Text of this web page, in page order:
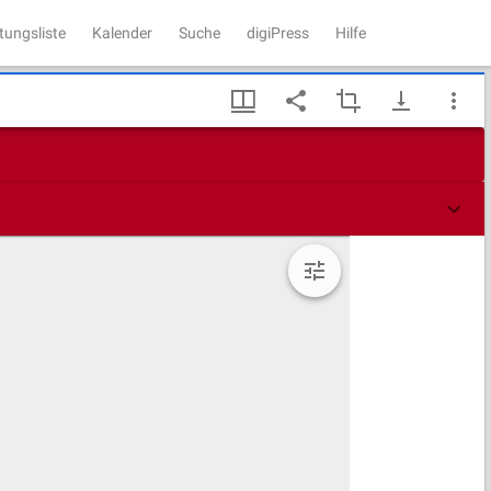
Kalender Suche digiPress Hilfe